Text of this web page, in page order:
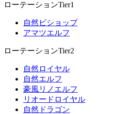
ローテーションTier1
自然ビショップ
アマツエルフ
ローテーションTier2
自然ロイヤル
自然エルフ
豪風リノエルフ
リオードロイヤル
自然ドラゴン